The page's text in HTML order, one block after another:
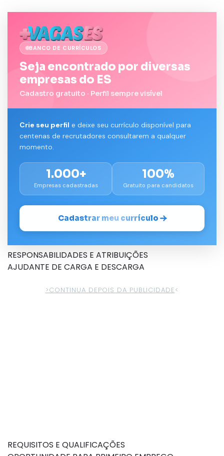
BANCO DE CURRÍCULOS
Seja encontrado por diversas
empresas do ES
Cadastro gratuito · Perfil sempre visível
Crie seu perfil e deixe seu currículo disponível para
centenas de recrutadores consultarem a qualquer
momento.
1.000+
Empresas cadastradas
100%
Gratuito para candidatos
Cadastrar meu currículo
RESPONSABILIDADES E ATRIBUIÇÕES
AJUDANTE DE CARGA E DESCARGA
>CONTINUA DEPOIS DA PUBLICIDADE<
REQUISITOS E QUALIFICAÇÕES